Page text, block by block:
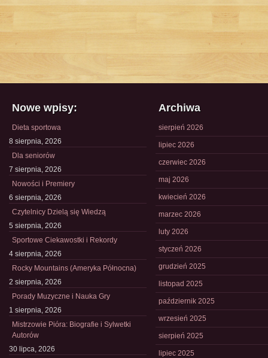
Nowe wpisy:
Dieta sportowa
8 sierpnia, 2026
Dla seniorów
7 sierpnia, 2026
Nowości i Premiery
6 sierpnia, 2026
Czytelnicy Dzielą się Wiedzą
5 sierpnia, 2026
Sportowe Ciekawostki i Rekordy
4 sierpnia, 2026
Rocky Mountains (Ameryka Północna)
2 sierpnia, 2026
Porady Muzyczne i Nauka Gry
1 sierpnia, 2026
Mistrzowie Pióra: Biografie i Sylwetki
Autorów
30 lipca, 2026
Archiwa
sierpień 2026
lipiec 2026
czerwiec 2026
maj 2026
kwiecień 2026
marzec 2026
luty 2026
styczeń 2026
grudzień 2025
listopad 2025
październik 2025
wrzesień 2025
sierpień 2025
lipiec 2025